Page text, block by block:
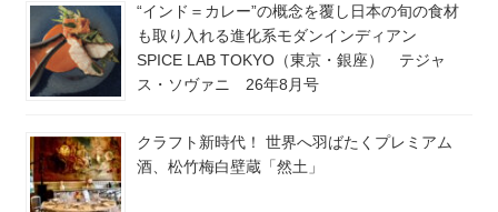
“インド＝カレー”の概念を覆し日本の旬の食材
も取り入れる進化系モダンインディアン
SPICE LAB TOKYO（東京・銀座） テジャ
ス・ソヴァニ 26年8月号
クラフト新時代！ 世界へ羽ばたくプレミアム
酒、松竹梅白壁蔵「然土」